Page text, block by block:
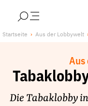
Über uns
Finanzierung
Jobs
Startseite Aus der Lobbywelt
Aus
Die Tabaklobby